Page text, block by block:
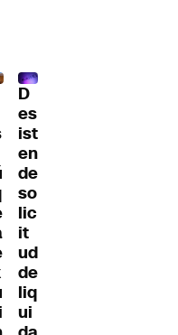
D
es
ist
en
de
so
lic
it
ud
de
liq
ui